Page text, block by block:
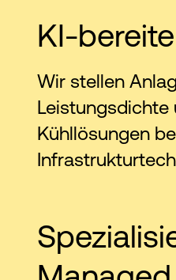
KI-
Wir stellen
Kühllösungen